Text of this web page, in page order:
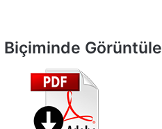
Biçiminde Görüntüle